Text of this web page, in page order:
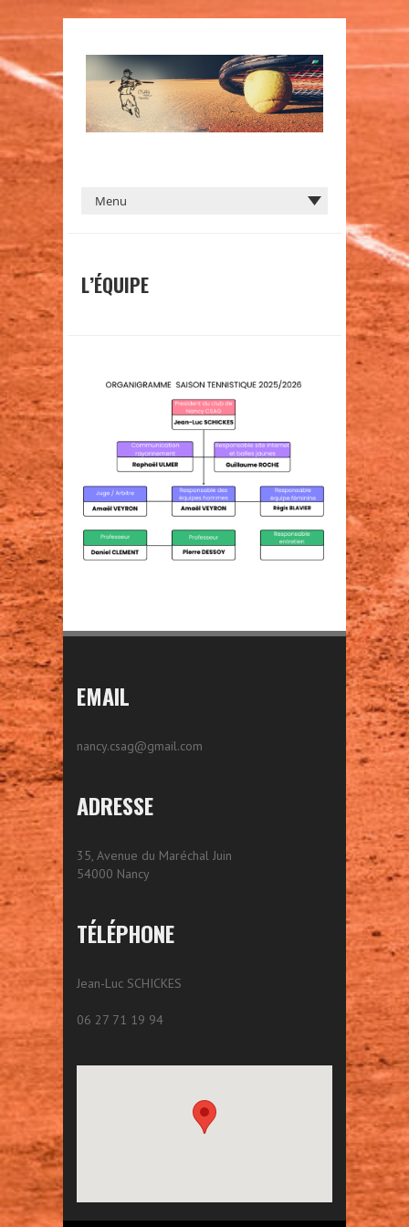
L’ÉQUIPE
EMAIL
nancy.csag@gmail.com
ADRESSE
35, Avenue du Maréchal Juin
54000 Nancy
TÉLÉPHONE
Jean-Luc SCHICKES
06 27 71 19 94